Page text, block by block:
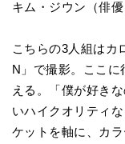
キム・ジウン（俳優
こちらの3人組はカ
N」で撮影。ここに
える。「僕が好き
いハイクオリティ
ケットを軸に、カ